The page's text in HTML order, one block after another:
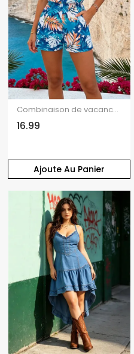
Ajoute Au Panier
Combinaison de vacances à Hawaï pour la plage, colorblock, imprimé tropical de feuilles de monstera, poche, épaules dénudées
16.99